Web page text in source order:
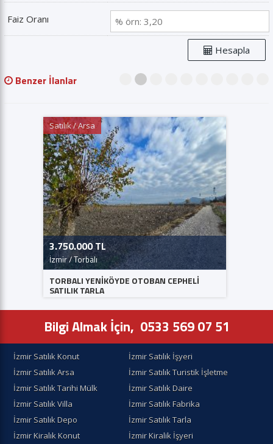
Faiz Oranı
Hesapla
2
Benzer İlanlar
CEPHELİ
Kiralık / Konut
47.000 TL
İzmir / Karaburun
MOROĞAN ARKO SİTESİ EŞYALI KİRALIK
Bilgi Almak İçin, 0533 569 07 51
İzmir Satılık Konut
İzmir Satılık İşyeri
İzmir Satılık Arsa
İzmir Satılık Turistik İşletme
İzmir Satılık Tarihi Mülk
İzmir Satılık Daire
İzmir Satılık Villa
İzmir Satılık Fabrika
İzmir Satılık Depo
İzmir Satılık Tarla
İzmir Kiralık Konut
İzmir Kiralik İşyeri